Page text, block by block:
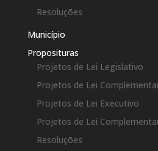
Resoluções
Município
Proposituras
Projetos de Lei Legislativo
Projetos de Lei
Projetos de Lei Executivo
Projetos de Lei
Resoluções